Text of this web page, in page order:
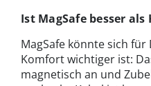
Ist MagSafe besser als
MagSafe könnte sich
Komfort wichtiger ist:
magnetisch an und